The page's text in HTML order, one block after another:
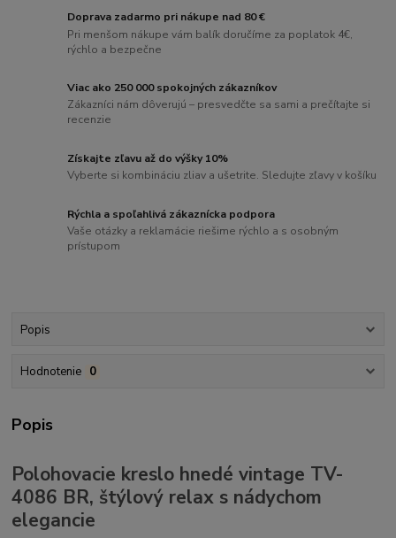
Doprava zadarmo pri nákupe nad 80 €
Pri menšom nákupe vám balík doručíme za poplatok 4€,
rýchlo a bezpečne
Viac ako 250 000 spokojných zákazníkov
Zákazníci nám dôverujú – presvedčte sa sami a prečítajte si
recenzie
Získajte zľavu až do výšky 10%
Vyberte si kombináciu zliav a ušetrite. Sledujte zľavy v košíku
Rýchla a spoľahlivá zákaznícka podpora
Vaše otázky a reklamácie riešime rýchlo a s osobným
prístupom
Popis
Hodnotenie 0
Popis
Polohovacie kreslo hnedé vintage TV-
4086 BR, štýlový relax s nádychom
elegancie